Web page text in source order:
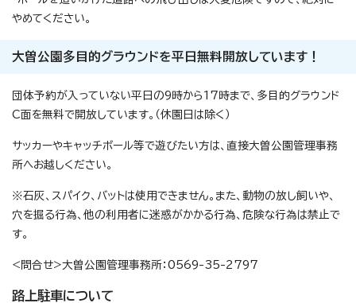
やめてください。
大曽公園多目的グラウンドを平日無料開放しています！
団体予約が入っていない平日の9時から17時まで、多目的グラウンド
C面を無料で開放しています。（休園日は除く）
サッカーやキャッチボール等で遊びたい方は、直接大曽公園管理事務
所へお越しください。
※石灰、スパイク、バットは使用できません。また、動物の放し飼いや、
穴を掘る行為、他の利用者に迷惑がかかる行為、危険な行為は禁止で
す。
<問合せ>大曽公園管理事務所：0569-35-2797
路上駐車について